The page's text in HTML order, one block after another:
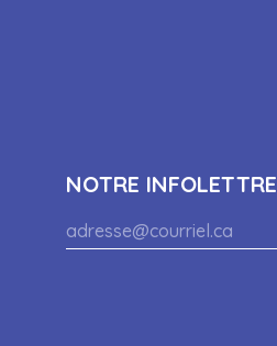
NOTRE INFOLETTRE